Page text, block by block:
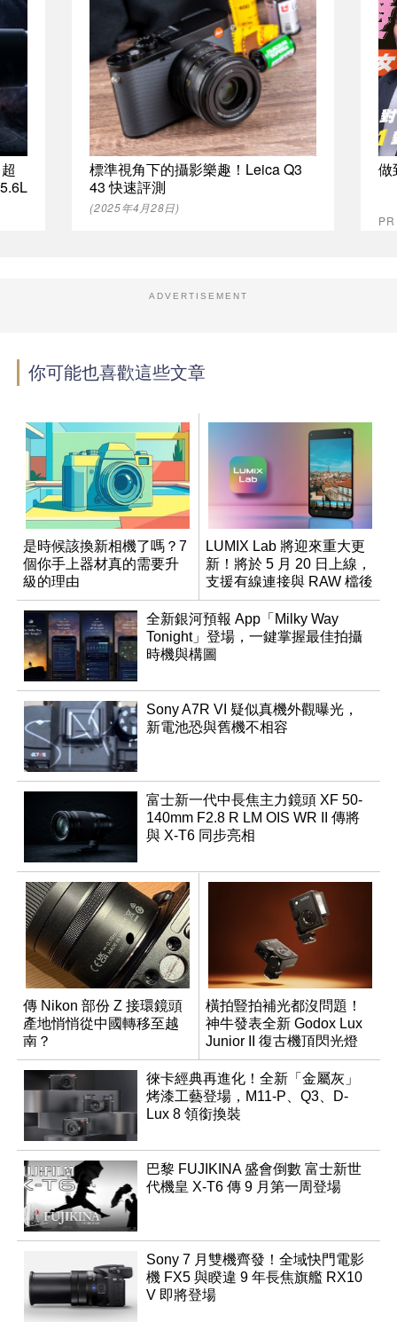
標準視角下的攝影樂趣！Leica Q3
43 快速評測
(2025年4月28日)
做
ADVERTISEMENT
你可能也喜歡這些文章
是時候該換新相機了嗎？7
個你手上器材真的需要升
級的理由
LUMIX Lab 將迎來重大更
新！將於 5 月 20 日上線，
支援有線連接與 RAW 檔後
製
全新銀河預報 App「Milky Way
Tonight」登場，一鍵掌握最佳拍攝
時機與構圖
Sony A7R VI 疑似真機外觀曝光，
新電池恐與舊機不相容
富士新一代中長焦主力鏡頭 XF 50-
140mm F2.8 R LM OIS WR II 傳將
與 X-T6 同步亮相
傳 Nikon 部份 Z 接環鏡頭
產地悄悄從中國轉移至越
南？
橫拍豎拍補光都沒問題！
神牛發表全新 Godox Lux
Junior II 復古機頂閃光燈
徠卡經典再進化！全新「金屬灰」
烤漆工藝登場，M11-P、Q3、D-
Lux 8 領銜換裝
巴黎 FUJIKINA 盛會倒數 富士新世
代機皇 X-T6 傳 9 月第一周登場
Sony 7 月雙機齊發！全域快門電影
機 FX5 與睽違 9 年長焦旗艦 RX10
V 即將登場